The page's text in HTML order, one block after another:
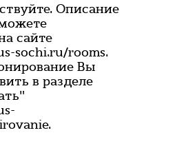
Описание
сайте
sochi.ru/rooms.
Вы
в разделе